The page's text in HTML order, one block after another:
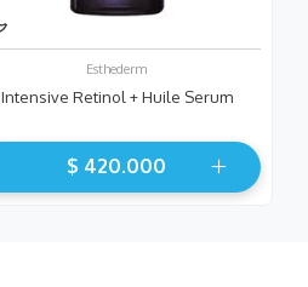
Esthederm
Intensive Retinol + Huile Serum
$ 420.000